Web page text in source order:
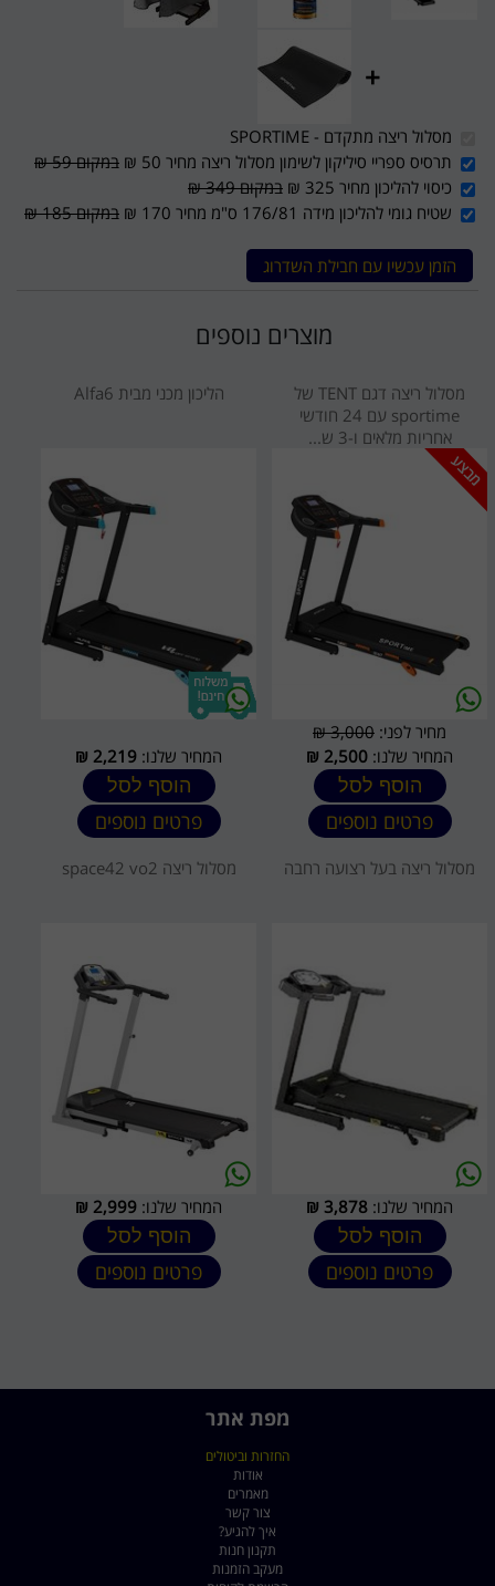
+
מסלול ריצה מתקדם - SPORTIME
תרסיס ספריי סיליקון לשימון מסלול ריצה מחיר 50 ₪
במקום 59 ₪
כיסוי להליכון מחיר 325 ₪
במקום 349 ₪
שטיח גומי להליכון מידה 176/81 ס"מ מחיר 170 ₪
במקום 185 ₪
הזמן עכשיו עם חבילת השדרוג
מוצרים נוספים
מסלול ריצה דגם TENT של
sportime עם 24 חודשי
אחריות מלאים ו-3 ש...
מחיר לפני: 3,000 ₪
המחיר שלנו: 2,500
₪
הוסף לסל
פרטים נוספים
הליכון מכני מבית Alfa6
המחיר שלנו: 2,219
₪
הוסף לסל
פרטים נוספים
מסלול ריצה בעל רצועה רחבה
המחיר שלנו: 3,878
₪
הוסף לסל
פרטים נוספים
מסלול ריצה space42 vo2
המחיר שלנו: 2,999
₪
הוסף לסל
פרטים נוספים
מפת אתר
החזרות וביטולים
אודות
מאמרים
צור קשר
איך להגיע?
תקנון חנות
מעקב הזמנות